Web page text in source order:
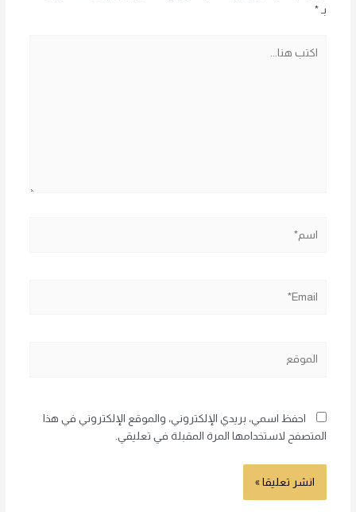
بـ *
هنا...
احفظ اسمي، بريدي الإلكتروني، والموقع الإلكتروني في هذا
المتصفح لاستخدامها المرة المقبلة في تعليقي.